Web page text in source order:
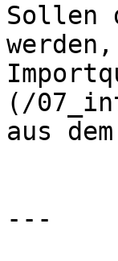
Sollen
(/
aus
---